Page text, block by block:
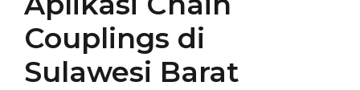
Couplings di
Sulawesi Barat